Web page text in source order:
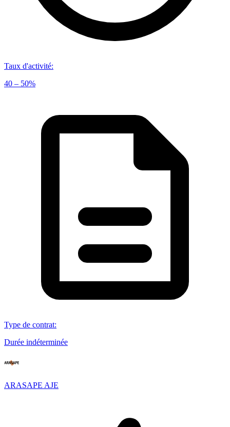
Taux d'activité:
40 – 50%
Type de contrat:
Durée indéterminée
ARASAPE AJE